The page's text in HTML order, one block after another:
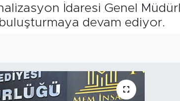
İdaresi Genel
devam ediyor.